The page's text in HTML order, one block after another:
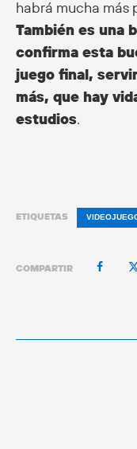
habrá mucha más
También es una
confirma esta
juego final,
más, que hay
estudios.
ETIQUETAS
COMPARTIR